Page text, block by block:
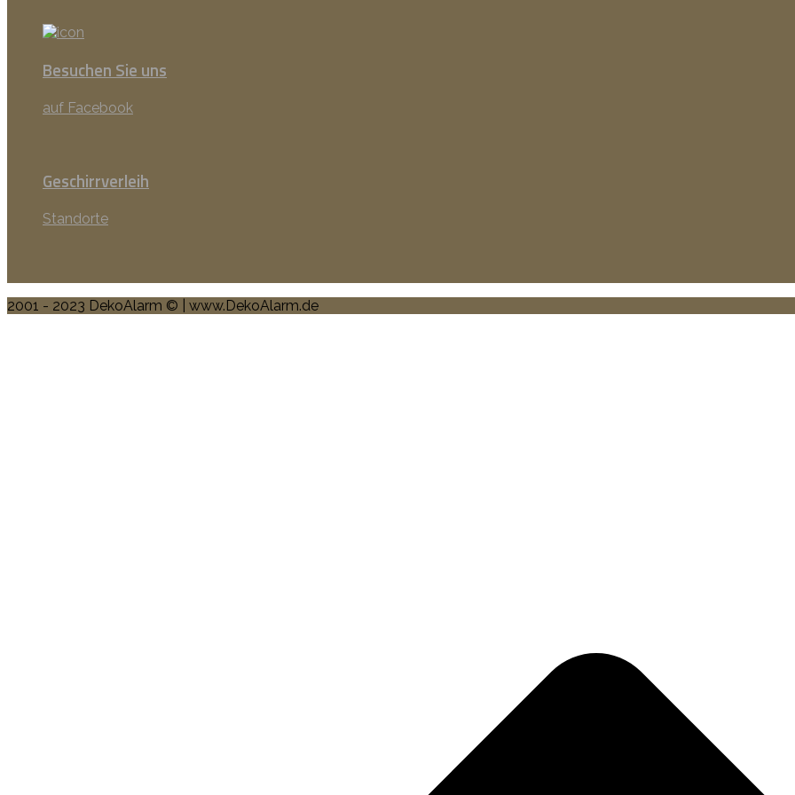
Besuchen Sie uns
auf Facebook
Geschirrverleih
Standorte
2001 - 2023 DekoAlarm © | www.DekoAlarm.de